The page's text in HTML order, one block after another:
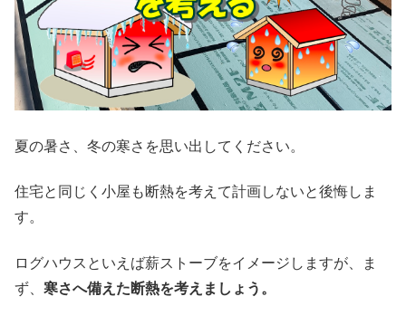
夏の暑さ、冬の寒さを思い出してください。
住宅と同じく小屋も断熱を考えて計画しないと後悔しま
す。
ログハウスといえば薪ストーブをイメージしますが、ま
ず、 寒さへ備えた断熱を考えましょう。